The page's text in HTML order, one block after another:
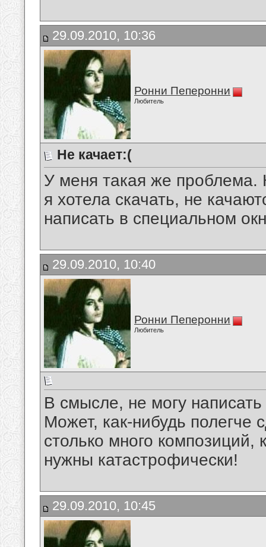
29.09.2010, 10:36
Ронни Пеперонни
Любитель
Не качает:(
У меня такая же проблема.
я хотела скачать, не
написать в специальном
29.09.2010, 10:40
Ронни Пеперонни
Любитель
В смысле, не могу
Может, как-нибудь полегче
столько много
нужны катастрофически!
29.09.2010, 10:45